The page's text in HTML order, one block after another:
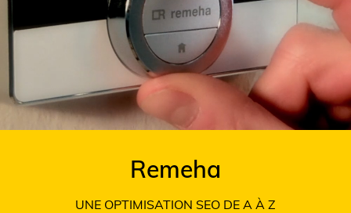
Remeha
UNE OPTIMISATION SEO DE A À Z